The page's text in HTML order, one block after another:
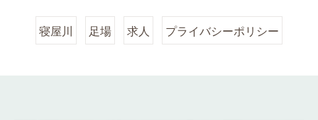
寝屋川 足場 求人 プライバシーポリシー